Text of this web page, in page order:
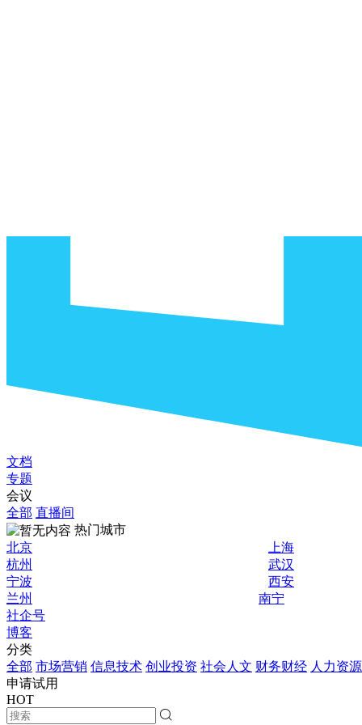
文档
专题
会议
全部 直播间
热门城市
北京
上海
杭州
武汉
宁波
西安
兰州
南宁
社企号
博客
分类
全部 市场营销 信息技术 创业投资 社会人文 财务财经 人力资源
申请试用
HOT